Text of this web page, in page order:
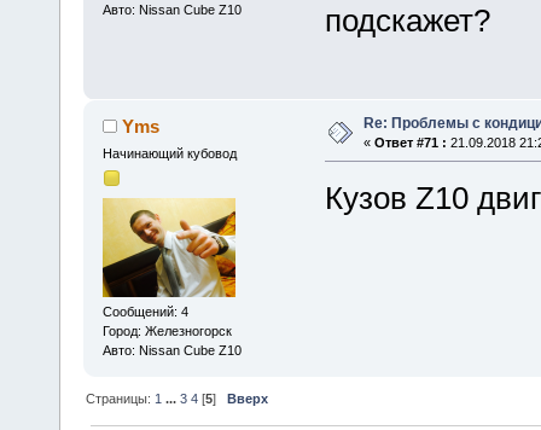
Авто: Nissan Cube Z10
подскажет?
Yms
Начинающий кубовод
Сообщений: 4
Город: Железногорск
Авто: Nissan Cube Z10
Re: Проблемы с
« Ответ #71 : 21.09.2018
Кузов Z10
Страницы: 1 ...3 4 [5] Вверх